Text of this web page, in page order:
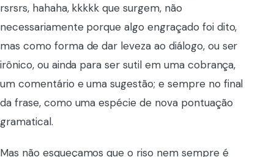
rsrsrs, hahaha, kkkkk que surgem, não
necessariamente porque algo engraçado foi dito,
mas como forma de dar leveza ao diálogo, ou ser
irônico, ou ainda para ser sutil em uma cobrança,
um comentário e uma sugestão; e sempre no final
da frase, como uma espécie de nova pontuação
gramatical.
Mas não esqueçamos que o riso nem sempre é